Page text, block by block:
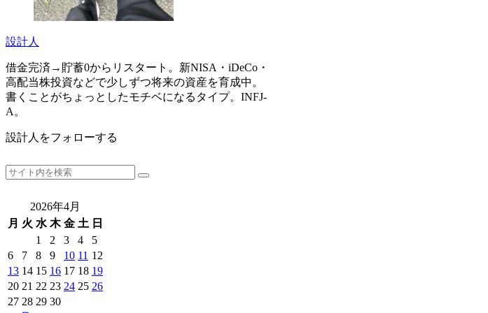
設計人
借金完済→貯蓄0からリスタート。新NISA・iDeCo・
高配当株投資などで少しずつ将来の資産を育成中。
書くことがちょっとしたモチベになるタイプ。INFJ-
A。
設計人をフォローする
2026年4月
月 火 水 木 金 土 日
1
2 3 4
5
6
7 8 9 10 11 12
13 14 15 16 17 18 19
20 21 22 23 24 25 26
27 28 29 30